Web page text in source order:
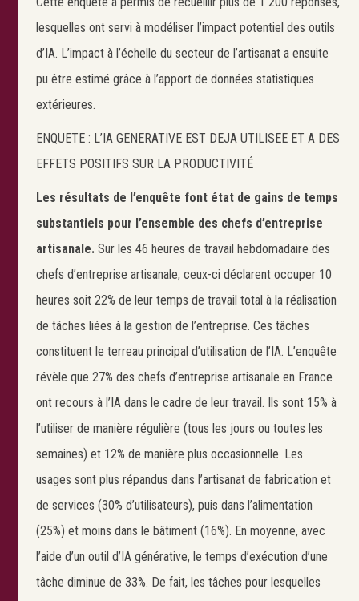
lesquelles ont servi à modéliser l’impact potentiel des outils
d’IA. L’impact à l’échelle du secteur de l’artisanat a ensuite
pu être estimé grâce à l’apport de données statistiques
extérieures.
ENQUETE : L’IA GENERATIVE EST DEJA UTILISEE ET A DES
EFFETS POSITIFS SUR LA PRODUCTIVITÉ
Les résultats de l’enquête font état de gains de temps
substantiels pour l’ensemble des chefs d’entreprise
artisanale.Sur les 46 heures de travail hebdomadaire des
chefs d’entreprise artisanale, ceux-ci déclarent occuper 10
heures soit 22% de leur temps de travail total à la réalisation
de tâches liées à la gestion de l’entreprise. Ces tâches
constituent le terreau principal d’utilisation de l’IA. L’enquête
révèle que 27% des chefs d’entreprise artisanale en France
ont recours à l’IA dans le cadre de leur travail. Ils sont 15% à
l’utiliser de manière régulière (tous les jours ou toutes les
semaines) et 12% de manière plus occasionnelle. Les
usages sont plus répandus dans l’artisanat de fabrication et
de services (30% d’utilisateurs), puis dans l’alimentation
(25%) et moins dans le bâtiment (16%). En moyenne, avec
l’aide d’un outil d’IA générative, le temps d’exécution d’une
tâche diminue de 33%. De fait, les tâches pour lesquelles